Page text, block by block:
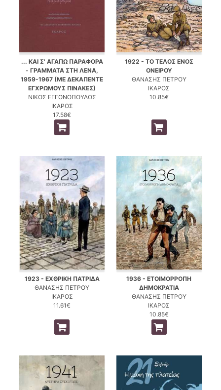
... ΚΑΙ Σ' ΑΓΑΠΩ ΠΑΡΑΦΟΡΑ
- ΓΡΑΜΜΑΤΑ ΣΤΗ ΛΕΝΑ,
1959-1967 (ΜΕ ΔΕΚΑΠΕΝΤΕ
ΕΓΧΡΩΜΟΥΣ ΠΙΝΑΚΕΣ)
ΝΙΚΟΣ ΕΓΓΟΝΟΠΟΥΛΟΣ
ΙΚΑΡΟΣ
17.58€
1922 - ΤΟ ΤΕΛΟΣ ΕΝΟΣ
ΟΝΕΙΡΟΥ
ΘΑΝΑΣΗΣ ΠΕΤΡΟΥ
ΙΚΑΡΟΣ
10.85€
1923 - ΕΧΘΡΙΚΗ ΠΑΤΡΙΔΑ
ΘΑΝΑΣΗΣ ΠΕΤΡΟΥ
ΙΚΑΡΟΣ
11.61€
1936 - ΕΤΟΙΜΟΡΡΟΠΗ
ΔΗΜΟΚΡΑΤΙΑ
ΘΑΝΑΣΗΣ ΠΕΤΡΟΥ
ΙΚΑΡΟΣ
10.85€